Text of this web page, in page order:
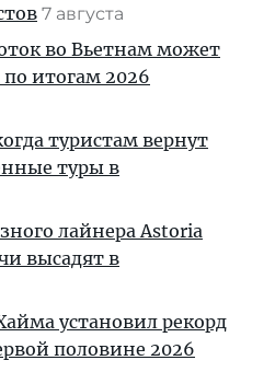
7 августа
во Вьетнам может
итогам 2026
туристам вернут
туры в
лайнера Astoria
высадят в
установил рекорд
половине 2026